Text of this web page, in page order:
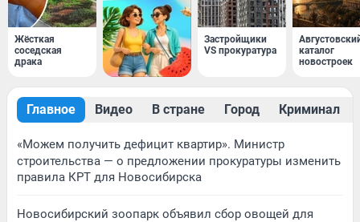
Жёсткая
соседская
драка
Застройщики
VS прокуратура
каталог
новостроек
Главное Видео В стране Город Криминал
«Можем получить дефицит квартир». Министр
строительства — о предложении прокуратуры изменить
правила КРТ для Новосибирска
Новосибирский зоопарк объявил сбор овощей для